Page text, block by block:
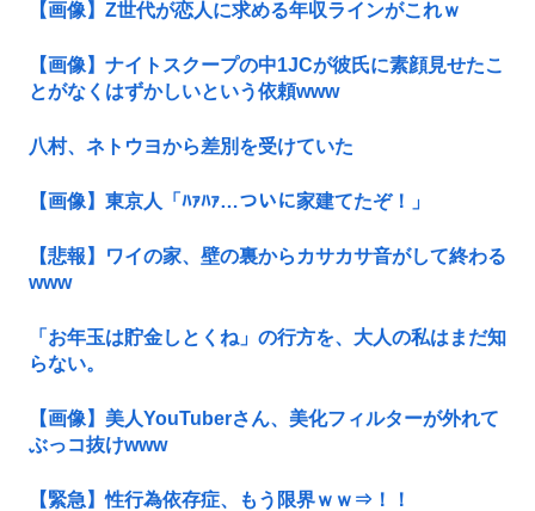
【画像】Z世代が恋人に求める年収ラインがこれｗ
【画像】ナイトスクープの中1JCが彼氏に素顔見せたこ
とがなくはずかしいという依頼www
八村、ネトウヨから差別を受けていた
【画像】東京人「ﾊｧﾊｧ…ついに家建てたぞ！」
【悲報】ワイの家、壁の裏からカサカサ音がして終わる
www
「お年玉は貯金しとくね」の行方を、大人の私はまだ知
らない。
【画像】美人YouTuberさん、美化フィルターが外れて
ぶっコ抜けwww
【緊急】性行為依存症、もう限界ｗｗ⇒！！